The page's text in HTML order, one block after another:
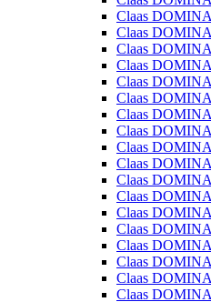
Claas
Claas
Claas
Claas
Claas
Claas
Claas
Claas
Claas
Claas
Claas
Claas
Claas
Claas
Claas
Claas
Claas
Claas